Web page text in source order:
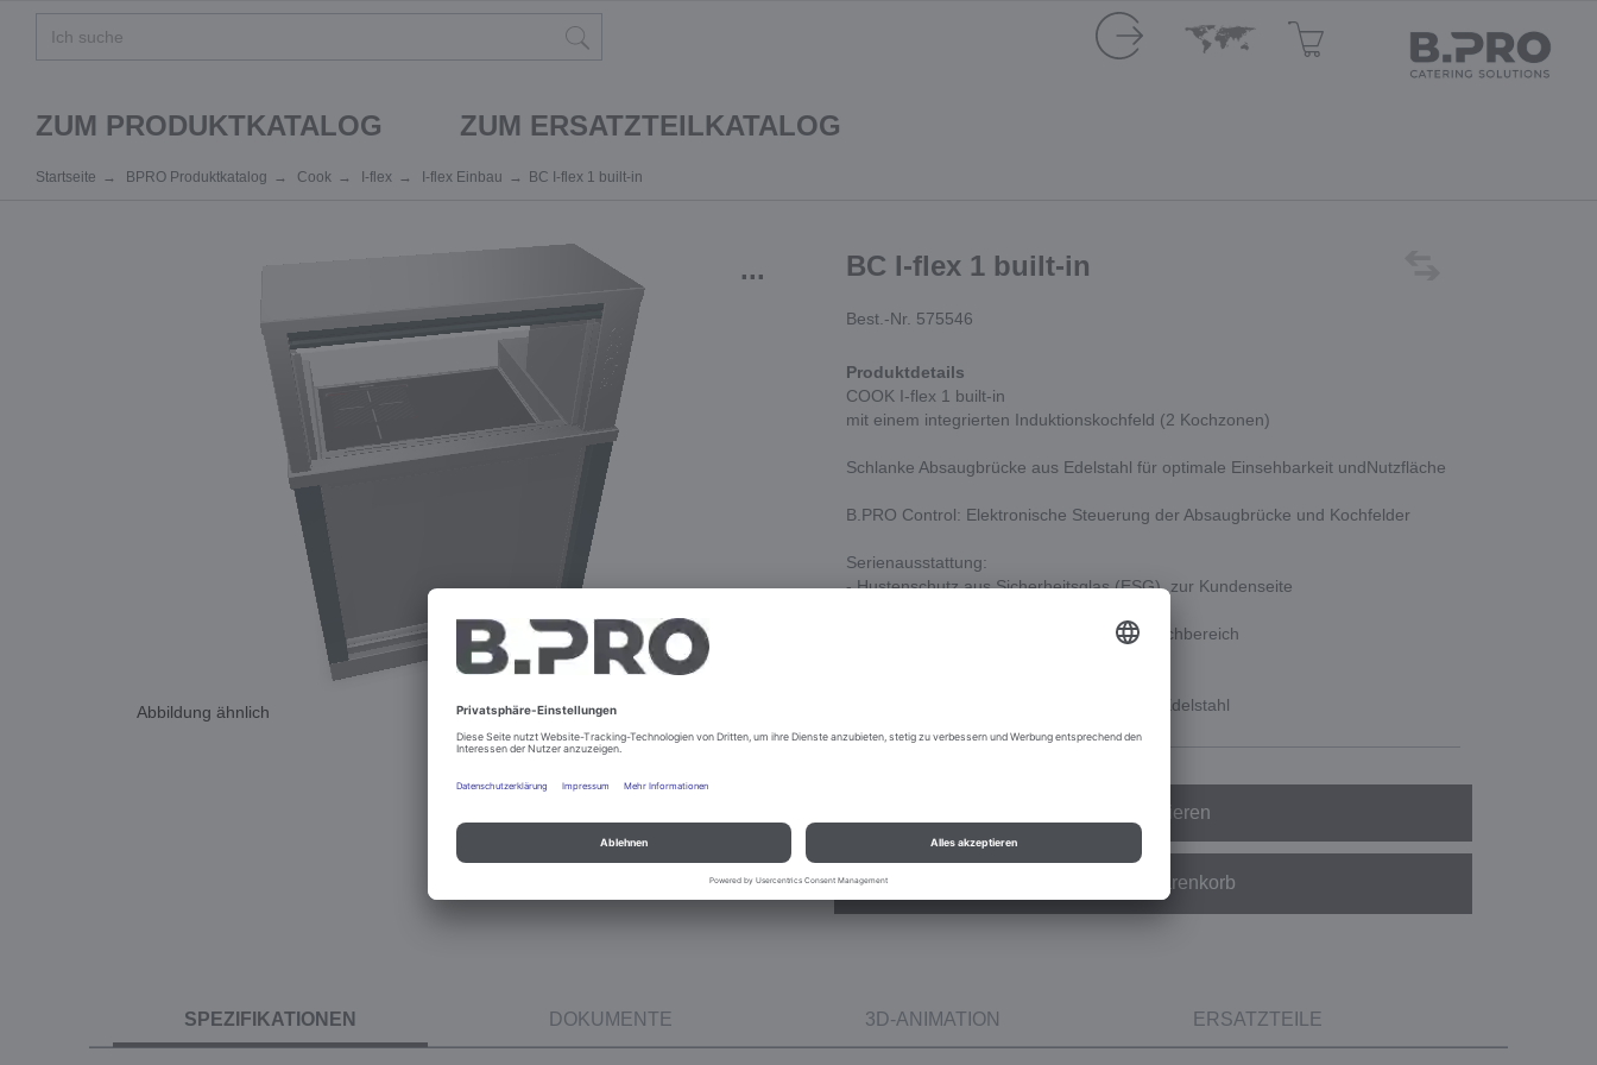
ZUM PRODUKTKATALOG ZUM ERSATZTEILKATALOG
Startseite BPRO Produktkatalog Cook I-flex I-flex Einbau BC I-flex 1 built-in
...
Abbildung ähnlich
BC I-flex 1 built-in
Best.-Nr. 575546
Produktdetails
COOK I-flex 1 built-in
mit einem integrierten Induktionskochfeld (2 Kochzonen)
Schlanke Absaugbrücke aus Edelstahl für optimale Einsehbarkeit undNutzfläche
B.PRO Control: Elektronische Steuerung der Absaugbrücke und Kochfelder
Serienausstattung:
- Hustenschutz aus Sicherheitsglas (ESG), zur Kundenseite
- LED-Beleuchtung - platziert über dem Kochbereich
- Bedienseitiges Verblendungens-Set aus Edelstahl
Konfigurieren
In den Warenkorb
SPEZIFIKATIONEN DOKUMENTE 3D-ANIMATION ERSATZTEILE